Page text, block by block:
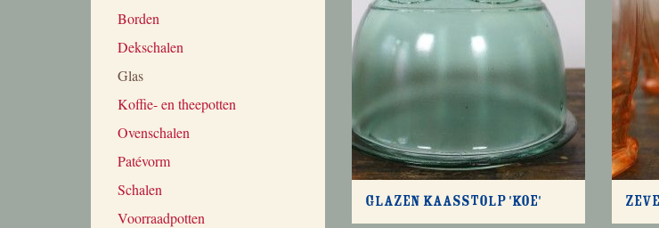
Borden
Dekschalen
Glas
Koffie- en theepotten
Ovenschalen
Patévorm
Schalen
Voorraadpotten
Glazen kaasstolp 'koe'